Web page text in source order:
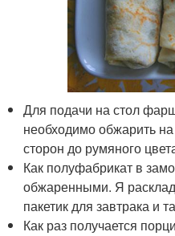
Для подачи на стол
необходимо обжарить
сторон до румяного
Как полуфабрикат в
обжаренными. Я
пакетик для завтрака и
Как раз получается